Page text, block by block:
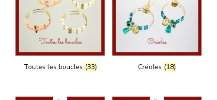
Toutes les boucles (33) Créoles (18)